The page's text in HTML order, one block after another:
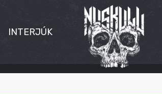
INTERJÚK